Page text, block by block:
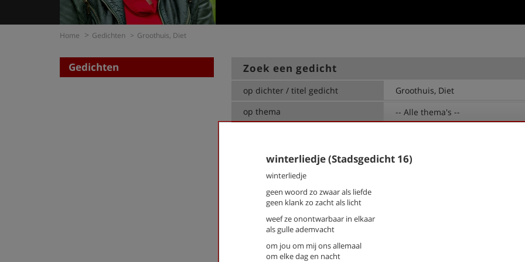
Home Gedichten Groothuis, Diet
Gedichten Zoek een gedicht
op dichter / titel gedicht
op thema
-- Alle thema's --
winterliedje (Stadsgedicht 16)
winterliedje
geen woord zo zwaar als liefde
geen klank zo zacht als licht
weef ze onontwarbaar in elkaar
als gulle ademvacht
om jou om mij ons allemaal
om elke dag en nacht